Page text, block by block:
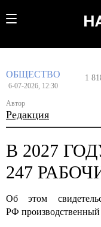
ОБЩЕСТВО
6-07-2026, 12:30
Автор
Редакция
1
В 2027
247
Об этом
РФ производственный